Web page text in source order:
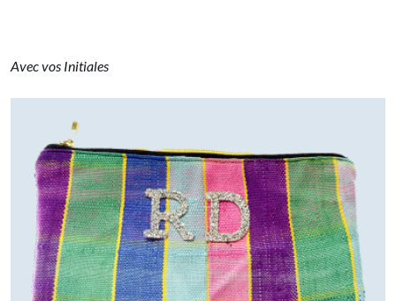
Avec vos Initiales